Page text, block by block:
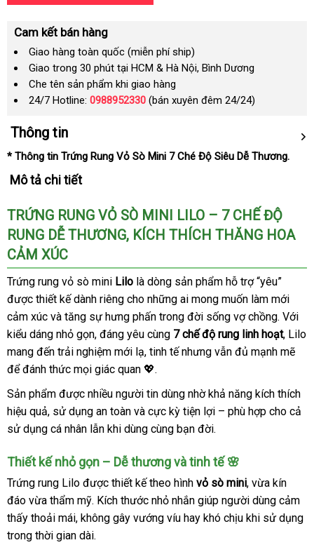
Cam kết bán hàng
Giao hàng toàn quốc (miễn phí ship)
Giao trong 30 phút tại HCM & Hà Nội, Bình Dương
Che tên sản phẩm khi giao hàng
24/7 Hotline: 0988952330 (bán xuyên đêm 24/24)
Thông tin
* Thông tin Trứng Rung Vỏ Sò Mini 7 Ché Độ Siêu Dễ Thương.
Mô tả chi tiết
TRỨNG RUNG VỎ SÒ MINI LILO – 7 CHẾ ĐỘ
RUNG DỄ THƯƠNG, KÍCH THÍCH THĂNG HOA
CẢM XÚC
Trứng rung vỏ sò mini Lilo là dòng sản phẩm hỗ trợ “yêu”
được thiết kế dành riêng cho những ai mong muốn làm mới
cảm xúc và tăng sự hưng phấn trong đời sống vợ chồng. Với
kiểu dáng nhỏ gọn, đáng yêu cùng 7 chế độ rung linh hoạt, Lilo
mang đến trải nghiệm mới lạ, tinh tế nhưng vẫn đủ mạnh mẽ
để đánh thức mọi giác quan 💖.
Sản phẩm được nhiều người tin dùng nhờ khả năng kích thích
hiệu quả, sử dụng an toàn và cực kỳ tiện lợi – phù hợp cho cả
sử dụng cá nhân lẫn khi dùng cùng bạn đời.
Thiết kế nhỏ gọn – Dễ thương và tinh tế 🌸
Trứng rung Lilo được thiết kế theo hình vỏ sò mini, vừa kín
đáo vừa thẩm mỹ. Kích thước nhỏ nhắn giúp người dùng cảm
thấy thoải mái, không gây vướng víu hay khó chịu khi sử dụng
trong thời gian dài.